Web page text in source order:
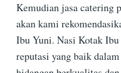
Kemudian jasa catering
akan kami
Ibu Yuni. Nasi Kotak
reputasi yang baik